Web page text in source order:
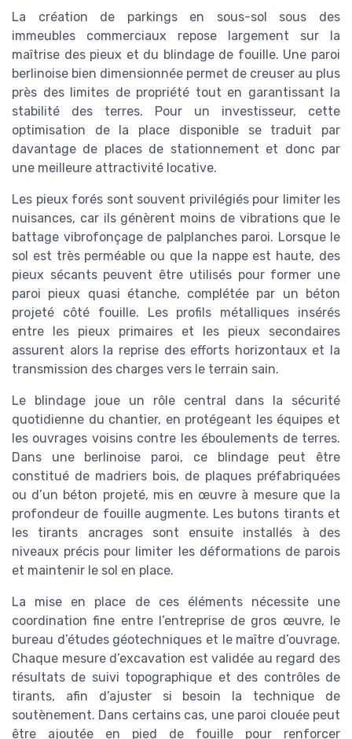
La création de parkings en sous-sol sous des
immeubles commerciaux repose largement sur la
maîtrise des pieux et du blindage de fouille. Une paroi
berlinoise bien dimensionnée permet de creuser au plus
près des limites de propriété tout en garantissant la
stabilité des terres. Pour un investisseur, cette
optimisation de la place disponible se traduit par
davantage de places de stationnement et donc par
une meilleure attractivité locative.
Les pieux forés sont souvent privilégiés pour limiter les
nuisances, car ils génèrent moins de vibrations que le
battage vibrofonçage de palplanches paroi. Lorsque le
sol est très perméable ou que la nappe est haute, des
pieux sécants peuvent être utilisés pour former une
paroi pieux quasi étanche, complétée par un béton
projeté côté fouille. Les profils métalliques insérés
entre les pieux primaires et les pieux secondaires
assurent alors la reprise des efforts horizontaux et la
transmission des charges vers le terrain sain.
Le blindage joue un rôle central dans la sécurité
quotidienne du chantier, en protégeant les équipes et
les ouvrages voisins contre les éboulements de terres.
Dans une berlinoise paroi, ce blindage peut être
constitué de madriers bois, de plaques préfabriquées
ou d’un béton projeté, mis en œuvre à mesure que la
profondeur de fouille augmente. Les butons tirants et
les tirants ancrages sont ensuite installés à des
niveaux précis pour limiter les déformations de parois
et maintenir le sol en place.
La mise en place de ces éléments nécessite une
coordination fine entre l’entreprise de gros œuvre, le
bureau d’études géotechniques et le maître d’ouvrage.
Chaque mesure d’excavation est validée au regard des
résultats de suivi topographique et des contrôles de
tirants, afin d’ajuster si besoin la technique de
soutènement. Dans certains cas, une paroi clouée peut
être ajoutée en pied de fouille pour renforcer